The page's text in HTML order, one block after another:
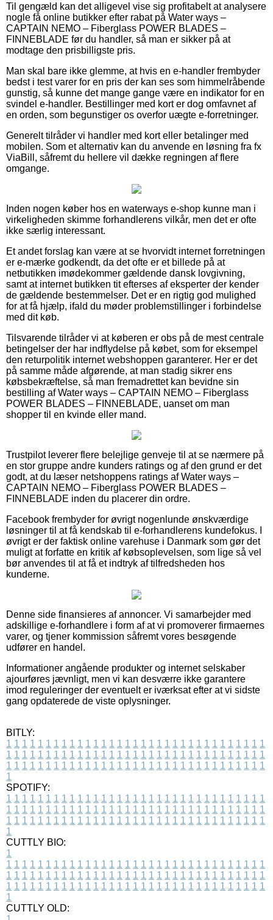
Til gengæld kan det alligevel vise sig profitabelt at analysere
nogle få online butikker efter rabat på Water ways –
CAPTAIN NEMO – Fiberglass POWER BLADES –
FINNEBLADE før du handler, så man er sikker på at
modtage den prisbilligste pris.
Man skal bare ikke glemme, at hvis en e-handler frembyder
bedst i test varer for en pris der kan ses som himmelråbende
gunstig, så kunne det mange gange være en indikator for en
svindel e-handler. Bestillinger med kort er dog omfavnet af
en orden, som begunstiger os overfor uægte e-forretninger.
Generelt tilråder vi handler med kort eller betalinger med
mobilen. Som et alternativ kan du anvende en løsning fra fx
ViaBill, såfremt du hellere vil dække regningen af flere
omgange.
Inden nogen køber hos en waterways e-shop kunne man i
virkeligheden skimme forhandlerens vilkår, men det er ofte
ikke særlig interessant.
Et andet forslag kan være at se hvorvidt internet forretningen
er e-mærke godkendt, da det ofte er et billede på at
netbutikken imødekommer gældende dansk lovgivning,
samt at internet butikken tit efterses af eksperter der kender
de gældende bestemmelser. Det er en rigtig god mulighed
for at få hjælp, ifald du møder problemstillinger i forbindelse
med dit køb.
Tilsvarende tilråder vi at køberen er obs på de mest centrale
betingelser der har indflydelse på købet, som for eksempel
den returpolitik internet webshoppen garanterer. Her er det
på samme måde afgørende, at man stadig sikrer ens
købsbekræftelse, så man fremadrettet kan bevidne sin
bestilling af Water ways – CAPTAIN NEMO – Fiberglass
POWER BLADES – FINNEBLADE, uanset om man
shopper til en kvinde eller mand.
Trustpilot leverer flere belejlige genveje til at se nærmere på
en stor gruppe andre kunders ratings og af den grund er det
godt, at du læser netshoppens ratings af Water ways –
CAPTAIN NEMO – Fiberglass POWER BLADES –
FINNEBLADE inden du placerer din ordre.
Facebook frembyder for øvrigt nogenlunde ønskværdige
løsninger til at få kendskab til e-forhandlerens kundefokus. I
øvrigt er der faktisk online varehuse i Danmark som gør det
muligt at forfatte en kritik af købsoplevelsen, som lige så vel
bør anvendes til at få et indtryk af tilfredsheden hos
kunderne.
Denne side finansieres af annoncer. Vi samarbejder med
adskillige e-forhandlere i form af at vi promoverer firmaernes
varer, og tjener kommission såfremt vores besøgende
udfører en handel.
Informationer angående produkter og internet selskaber
ajourføres jævnligt, men vi kan desværre ikke garantere
imod reguleringer der eventuelt er iværksat efter at vi sidste
gang opdaterede de viste oplysninger.
BITLY:
1 1 1 1 1 1 1 1 1 1 1 1 1 1 1 1 1 1 1 1 1 1 1 1 1 1 1 1 1 1 1 1 1
1 1 1 1 1 1 1 1 1 1 1 1 1 1 1 1 1 1 1 1 1 1 1 1 1 1 1 1 1 1 1 1 1
1 1 1 1 1 1 1 1 1 1 1 1 1 1 1 1 1 1 1 1 1 1 1 1 1 1 1 1 1 1 1 1 1
1
SPOTIFY:
1 1 1 1 1 1 1 1 1 1 1 1 1 1 1 1 1 1 1 1 1 1 1 1 1 1 1 1 1 1 1 1 1
1 1 1 1 1 1 1 1 1 1 1 1 1 1 1 1 1 1 1 1 1 1 1 1 1 1 1 1 1 1 1 1 1
1 1 1 1 1 1 1 1 1 1 1 1 1 1 1 1 1 1 1 1 1 1 1 1 1 1 1 1 1 1 1 1 1
1
CUTTLY BIO:
1
1 1 1 1 1 1 1 1 1 1 1 1 1 1 1 1 1 1 1 1 1 1 1 1 1 1 1 1 1 1 1 1 1
1 1 1 1 1 1 1 1 1 1 1 1 1 1 1 1 1 1 1 1 1 1 1 1 1 1 1 1 1 1 1 1 1
1 1 1 1 1 1 1 1 1 1 1 1 1 1 1 1 1 1 1 1 1 1 1 1 1 1 1 1 1 1 1 1 1
1
CUTTLY OLD: